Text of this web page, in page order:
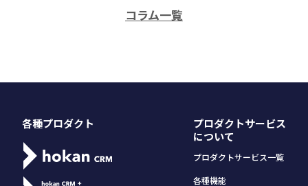
コラム一覧
各種プロダクト
プロダクトサービス
について
プロダクトサービス一覧
各種機能